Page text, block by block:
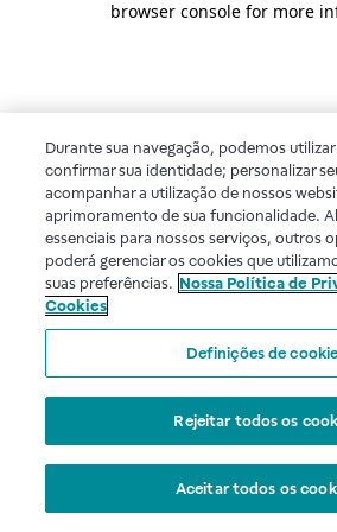
browser console for more
Durante sua navegação, podemos
confirmar sua identidade; personalizar
acompanhar a utilização de nossos
aprimoramento de sua funcionalidade.
essenciais para nossos serviços, outros
poderá gerenciar os cookies que
suas preferências. Nossa Política de
Cookies
Definições de
Rejeitar todos os
Aceitar todos os